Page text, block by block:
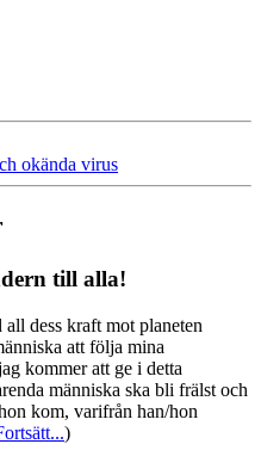
okända virus
till alla!
dess kraft mot planeten
att följa mina
kommer att ge i detta
människa ska bli frälst och
kom, varifrån han/hon
)